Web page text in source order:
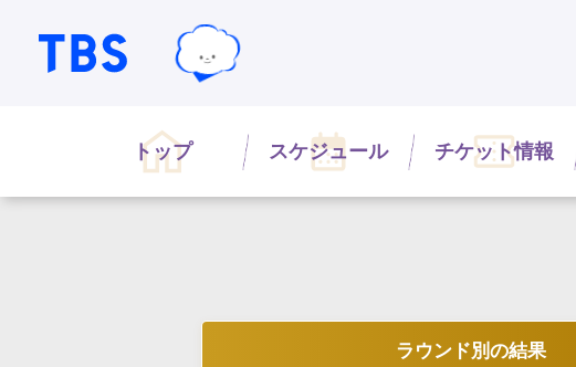
TBSテレビ｜ときめくときを。
トップ スケジュール チケット情報
ラウンド別の結果